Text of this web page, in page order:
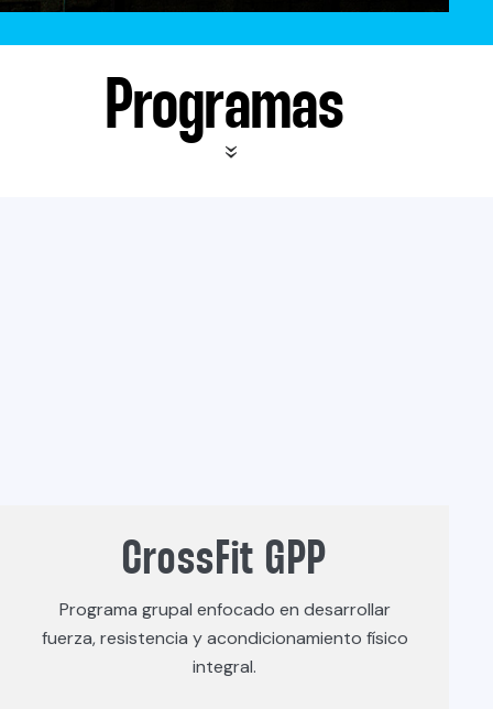
Programas
«
CrossFit GPP
Programa grupal enfocado en desarrollar
fuerza, resistencia y acondicionamiento físico
integral.